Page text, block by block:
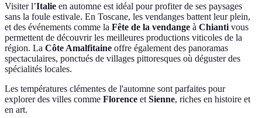
Visiter l’Italie en automne est idéal pour profiter de ses paysages
sans la foule estivale. En Toscane, les vendanges battent leur plein,
et des événements comme la Fête de la vendange à Chianti vous
permettent de découvrir les meilleures productions viticoles de la
région. La Côte Amalfitaine offre également des panoramas
spectaculaires, ponctués de villages pittoresques où déguster des
spécialités locales.
Les températures clémentes de l'automne sont parfaites pour
explorer des villes comme Florence et Sienne, riches en histoire et
en art.